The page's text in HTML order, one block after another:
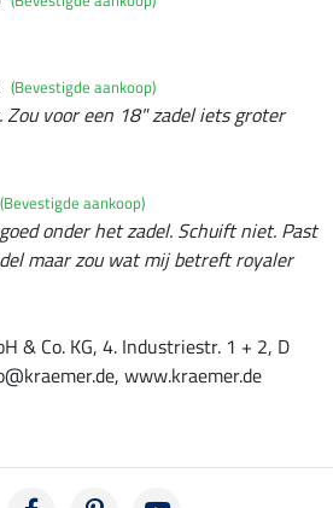
(Bevestigde aankoop)
voor een 18" zadel iets groter
(Bevestigde aankoop)
onder het zadel. Schuift niet. Past
maar zou wat mij betreft royaler
& Co. KG, 4. Industriestr. 1 + 2, D
www.kraemer.de